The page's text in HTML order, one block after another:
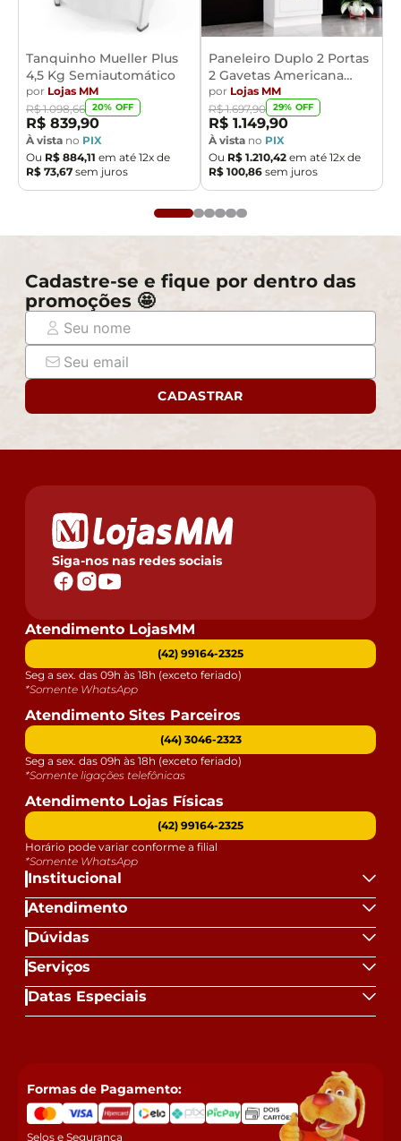
Tanquinho Mueller Plus
4,5 Kg Semiautomático
por Lojas MM
R$ 1.098,66 20% OFF
R$ 839,90
À vista no PIX
Ou R$ 884,11 em até 12x de
R$ 73,67 sem juros
Paneleiro Duplo 2 Portas
2 Gavetas Americana
Henn
por Lojas MM
R$ 1.697,90 29% OFF
R$ 1.149,90
À vista no PIX
Ou R$ 1.210,42 em até 12x de
R$ 100,86 sem juros
Cadastre-se e fique por dentro das
promoções 🤩
CADASTRAR
Siga-nos nas redes sociais
Institucional
Atendimento
Dúvidas
Serviços
Datas Especiais
Atendimento LojasMM
(42) 99164-2325
Seg a sex. das 09h às 18h (exceto feriado)
*Somente WhatsApp
Atendimento Sites Parceiros
(44) 3046-2323
Seg a sex. das 09h às 18h (exceto feriado)
*Somente ligações telefônicas
Atendimento Lojas Físicas
(42) 99164-2325
Horário pode variar conforme a filial
*Somente WhatsApp
Formas de Pagamento:
Selos e Segurança